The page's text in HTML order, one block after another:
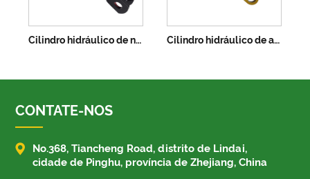
Cilindro hidráulico de nivelador de dock Cilindro hidráulico de acessórios
CONTATE-NOS

No.368, Tiancheng Road, distrito de Lindai,
cidade de Pinghu, província de Zhejiang, China